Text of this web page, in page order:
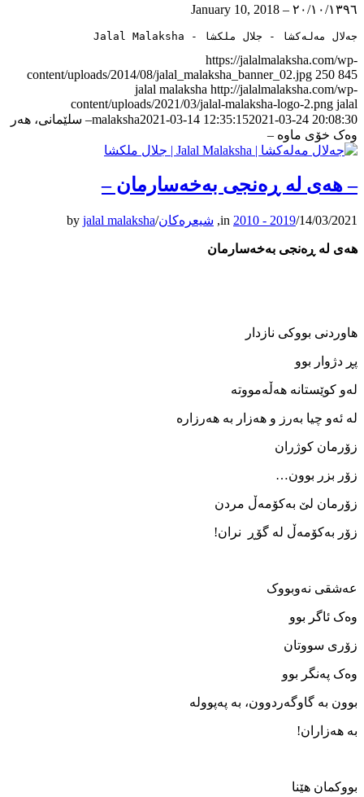
٢٠/١٠/١٣٩٦ – January 10, 2018
جەلال مەلەکشا - جلال ملکشا - Jalal Malaksha
https://jalalmalaksha.com/wp-
content/uploads/2014/08/jalal_malaksha_banner_02.jpg 250 845
jalal malaksha http://jalalmalaksha.com/wp-
content/uploads/2021/03/jalal-malaksha-logo-2.png jalal
malaksha2021-03-14 12:35:152021-03-24 20:08:30
– سلێمانی، ھەر
وەک خۆی ماوە –
– ھەی لە ڕەنجی بەخەسارمان –
14/03/2021
/
in 2010 - 2019
, شیعرەکان/
by jalal malaksha
ھەی لە ڕەنجی بەخەسارمان
ھاوردنی بووکی نازدار
پڕ دژوار بوو
لەو کوێستانە ھەڵەمووتە
لە‌ ئەو چیا بەرز و ھەزار بە ھەرزارە
زۆرمان کوژران
زۆر بزر بوون…
زۆرمان لێ بەکۆمەڵ مردن
زۆر بەکۆمەڵ لە گۆڕ نران!
عەشقی نەوبووک
وەک ئاگر بوو
زۆری سووتان
وەک پەنگر بوو
بوون بە گاوگەردوون، بە پەپوولە
بە ھەزاران!
بووکمان ھێنا